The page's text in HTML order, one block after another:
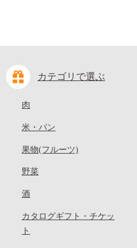
カテゴリで選ぶ
肉
米・パン
果物(フルーツ)
野菜
酒
カタログギフト・チケッ
ト